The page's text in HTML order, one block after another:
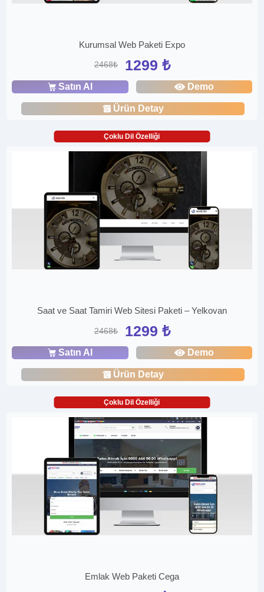
Kurumsal Web Paketi Expo
2468₺ 1299 ₺
Satın Al Demo
Ürün Detay
Çoklu Dil Özelliği
Saat ve Saat Tamiri Web Sitesi Paketi – Yelkovan
2468₺ 1299 ₺
Satın Al Demo
Ürün Detay
Çoklu Dil Özelliği
Emlak Web Paketi Cega